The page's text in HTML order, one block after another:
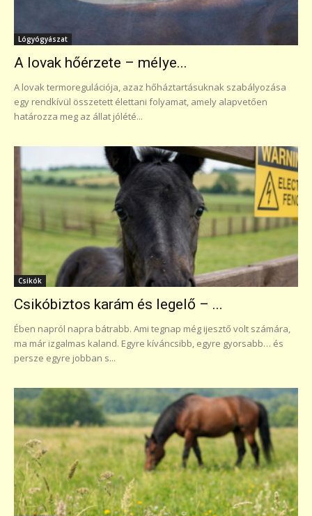
Lógyógyászat
A lovak hőérzete – mélye...
A lovak termoregulációja, azaz hőháztartásuknak szabályozása
egy rendkívül összetett élettani folyamat, amely alapvetően
határozza meg az állat jólété...
Csikók
Csikóbiztos karám és legelő – ...
Ében napról napra bátrabb. Ami tegnap még ijesztő volt számára,
ma már izgalmas kaland. Egyre kíváncsibb, egyre gyorsabb… és
persze egyre jobban s...